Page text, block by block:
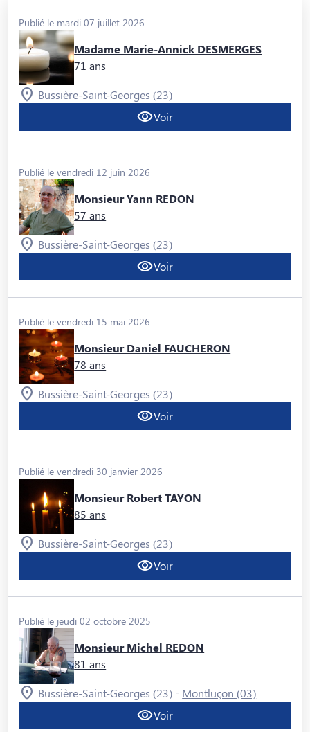
Publié le mardi 07 juillet 2026
Madame Marie-Annick DESMERGES
71 ans
Bussière-Saint-Georges (23)
Voir
Publié le vendredi 12 juin 2026
Monsieur Yann REDON
57 ans
Bussière-Saint-Georges (23)
Voir
Publié le vendredi 15 mai 2026
Monsieur Daniel FAUCHERON
78 ans
Bussière-Saint-Georges (23)
Voir
Publié le vendredi 30 janvier 2026
Monsieur Robert TAYON
85 ans
Bussière-Saint-Georges (23)
Voir
Publié le jeudi 02 octobre 2025
Monsieur Michel REDON
81 ans
Bussière-Saint-Georges (23) - Montluçon (03)
Voir